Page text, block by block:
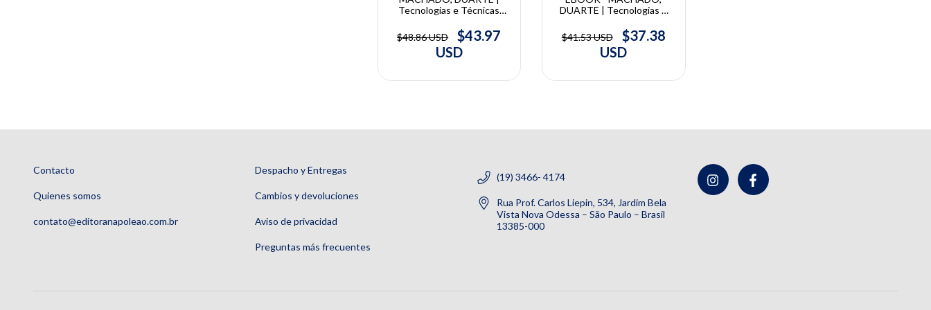
Tecnologias e Técnicas
Duarte, Maniel Eduardo de
Lima Machado
$48.86 USD
$43.97
USD
DUARTE | Tecnologias e
Danilo Duarte, Maniel
Eduardo de Lima Machado
$41.53 USD
$37.38
USD
Contacto
Quienes somos
contato@editoranapoleao.com.br
Despacho y Entregas
Cambios y devoluciones
Aviso de privacidad
Preguntas más frecuentes
(19) 3466- 4174
Rua Prof. Carlos Liepin, 534, Jardim Bela
Vista Nova Odessa – São Paulo – Brasil
13385-000